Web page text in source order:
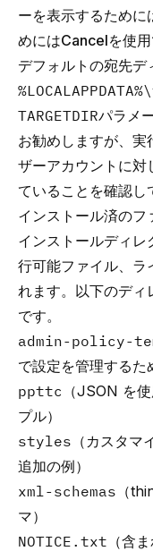
ーを表示するために
めにはCancelを使用
デフォルトの宛先デ
TARGETDIRパラメ
お勧めしますが、実
ザーアカウントに対
ていることを確認し
インストール済のフ
インストールディ
行可能ファイル、ラ
れます。以下のディ
です。
admin-policy-
で設定を管理するた
ppttc （JSON を
プル）
styles （カスタ
追加の例）
xml-schemas （
マ）
NOTICE.txt （含